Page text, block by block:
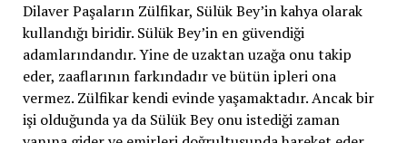
Dilaver Paşaların Zülfikar, Sülük Bey’in kahya olarak
kullandığı biridir. Sülük Bey’in en güvendiği
adamlarındandır. Yine de uzaktan uzağa onu takip
eder, zaaflarının farkındadır ve bütün ipleri ona
vermez. Zülfikar kendi evinde yaşamaktadır. Ancak bir
işi olduğunda ya da Sülük Bey onu istediği zaman